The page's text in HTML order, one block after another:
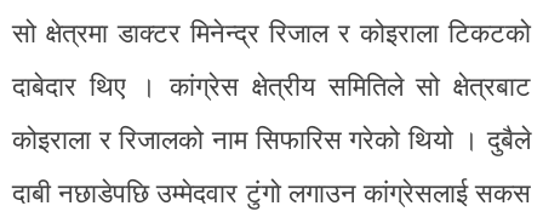
सो क्षेत्रमा डाक्टर मिनेन्द्र रिजाल र कोइराला टिकटको
दाबेदार थिए । कांग्रेस क्षेत्रीय समितिले सो क्षेत्रबाट
कोइराला र रिजालको नाम सिफारिस गरेको थियो । दुबैले
दाबी नछाडेपछि उम्मेदवार टुंगो लगाउन कांग्रेसलाई सकस